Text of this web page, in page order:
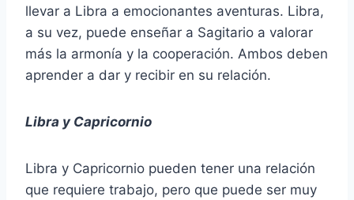
llevar a Libra a emocionantes aventuras. Libra,
a su vez, puede enseñar a Sagitario a valorar
más la armonía y la cooperación. Ambos deben
aprender a dar y recibir en su relación.
Libra y Capricornio
Libra y Capricornio pueden tener una relación
que requiere trabajo, pero que puede ser muy